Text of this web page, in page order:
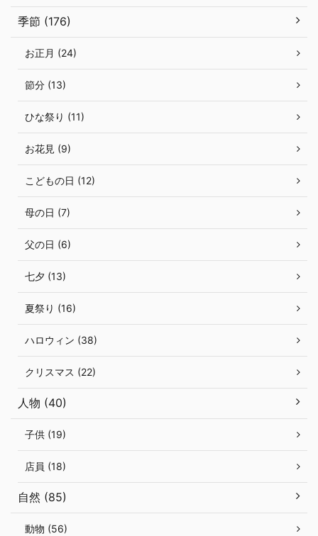
季節 (176)
お正月 (24)
節分 (13)
ひな祭り (11)
お花見 (9)
こどもの日 (12)
母の日 (7)
父の日 (6)
七夕 (13)
夏祭り (16)
ハロウィン (38)
クリスマス (22)
人物 (40)
子供 (19)
店員 (18)
自然 (85)
動物 (56)